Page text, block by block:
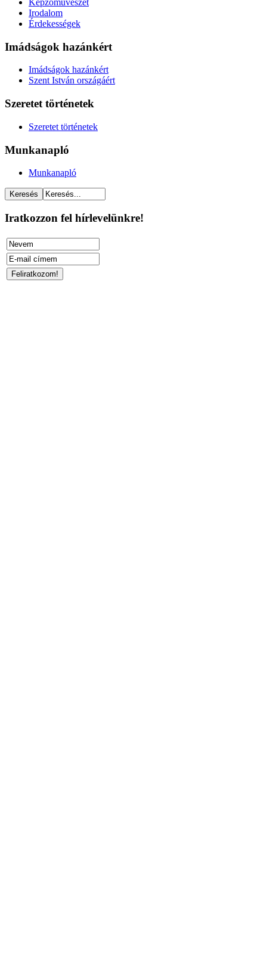
Képzőművészet
Irodalom
Érdekességek
Imádságok hazánkért
Imádságok hazánkért
Szent István országáért
Szeretet történetek
Szeretet történetek
Munkanapló
Munkanapló
Iratkozzon fel hírlevelünkre!